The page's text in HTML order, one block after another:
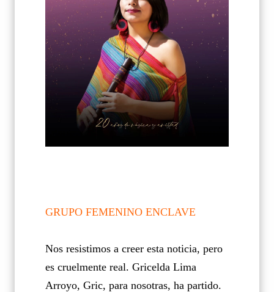
GRUPO FEMENINO ENCLAVE
Nos resistimos a creer esta noticia, pero
es cruelmente real. Gricelda Lima
Arroyo, Gric, para nosotras, ha partido.